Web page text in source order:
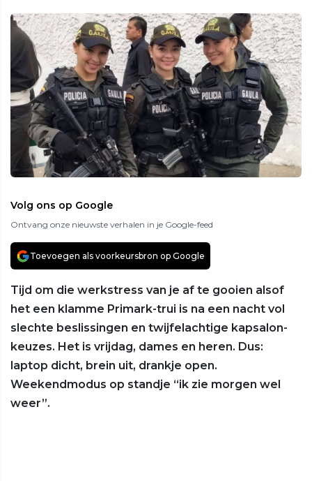
Volg ons op Google
Ontvang onze nieuwste verhalen in je Google-feed
Toevoegen als voorkeursbron op Google
Tijd om die werkstress van je af te gooien alsof
het een klamme Primark-trui is na een nacht vol
slechte beslissingen en twijfelachtige kapsalon-
keuzes. Het is vrijdag, dames en heren. Dus:
laptop dicht, brein uit, drankje open.
Weekendmodus op standje “ik zie morgen wel
weer”.